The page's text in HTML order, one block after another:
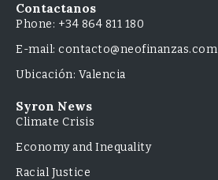
Contactanos
Phone: +34 864 811 180
E-mail: contacto@neofinanzas.com
Ubicación: Valencia
Syron News
Climate Crisis
Economy and Inequality
Racial Justice